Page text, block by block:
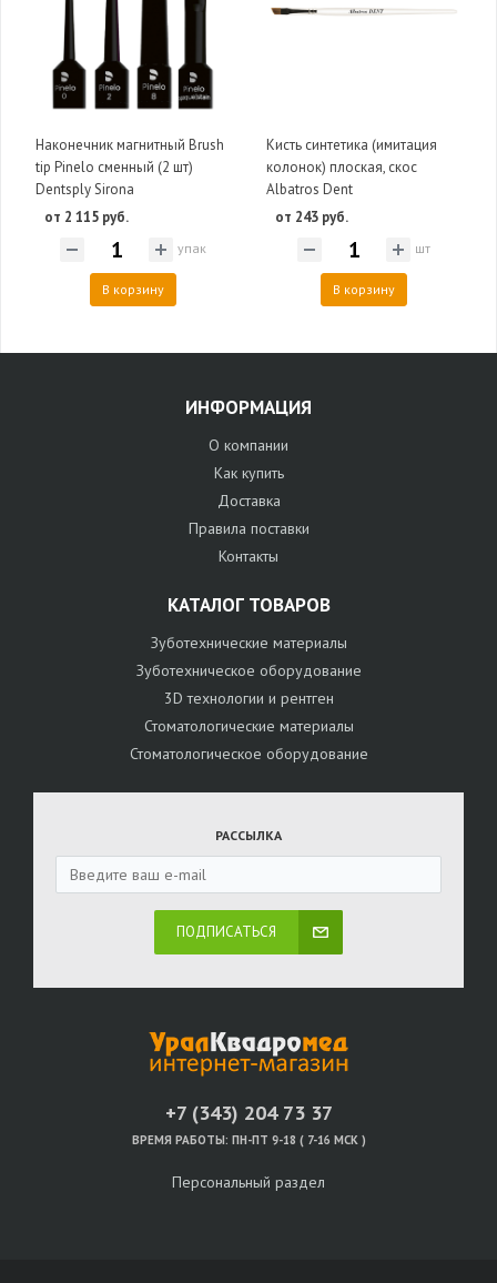
Наконечник магнитный Brush
tip Pinelo сменный (2 шт)
Dentsply Sirona
от 2 115 руб.
упак
В корзину
Кисть синтетика (имитация
колонок) плоская, скос
Albatros Dent
от 243 руб.
шт
В корзину
ИНФОРМАЦИЯ
О компании
Как купить
Доставка
Правила поставки
Контакты
КАТАЛОГ ТОВАРОВ
Зуботехнические материалы
Зуботехническое оборудование
3D технологии и рентген
Стоматологические материалы
Стоматологическое оборудование
РАССЫЛКА
ПОДПИСАТЬСЯ
+7 (343) 204 73 37
ВРЕМЯ РАБОТЫ: ПН-ПТ 9-18 ( 7-16 МСК )
Персональный раздел